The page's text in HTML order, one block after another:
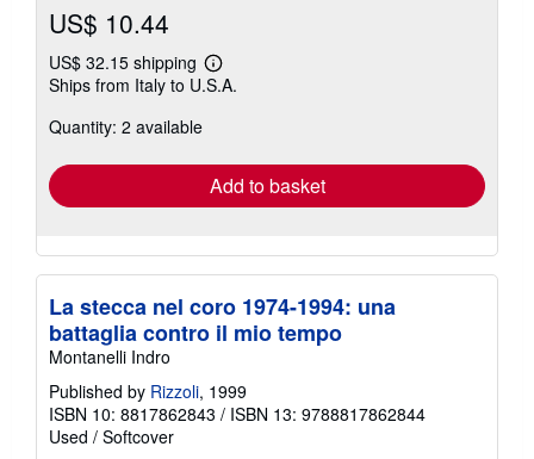
US$ 10.44
US$ 32.15 shipping
Learn
more
Ships from Italy to U.S.A.
Quantity: 2 available
Add to basket
La stecca nel coro 1974-1994: una
battaglia contro il mio tempo
Montanelli Indro
Published by Rizzoli, 1999
ISBN 10: 8817862843 / ISBN 13: 9788817862844
Used / Softcover